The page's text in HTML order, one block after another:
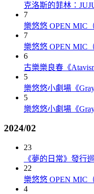
克洛斯的菲林：
7
樂悠悠 OPEN MIC
7
樂悠悠 OPEN MIC
6
古樂樂良春《
5
樂悠悠小劇場《
5
樂悠悠小劇場《
2024/02
23
《夢的日常》發行
22
樂悠悠 OPEN MIC
4